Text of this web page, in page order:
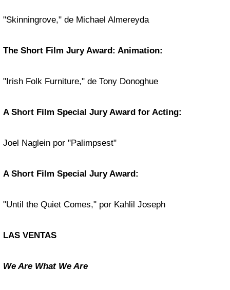
"Skinningrove," de Michael Almereyda
The Short Film Jury Award: Animation:
"Irish Folk Furniture," de Tony Donoghue
A Short Film Special Jury Award for Acting:
Joel Naglein por "Palimpsest"
A Short Film Special Jury Award:
"Until the Quiet Comes," por Kahlil Joseph
LAS VENTAS
We Are What We Are